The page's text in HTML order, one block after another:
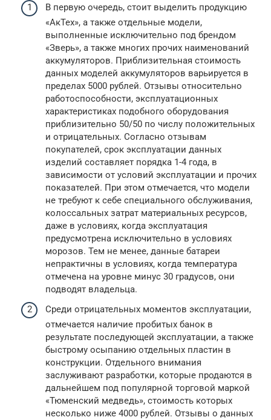
В первую очередь, стоит выделить продукцию
«АкТех», а также отдельные модели,
выполненные исключительно под брендом
«Зверь», а также многих прочих наименований
аккумуляторов. Приблизительная стоимость
данных моделей аккумуляторов варьируется в
пределах 5000 рублей. Отзывы относительно
работоспособности, эксплуатационных
характеристиках подобного оборудования
приблизительно 50/50 по числу положительных
и отрицательных. Согласно отзывам
покупателей, срок эксплуатации данных
изделий составляет порядка 1-4 года, в
зависимости от условий эксплуатации и прочих
показателей. При этом отмечается, что модели
не требуют к себе специального обслуживания,
колоссальных затрат материальных ресурсов,
даже в условиях, когда эксплуатация
предусмотрена исключительно в условиях
морозов. Тем не менее, данные батареи
непрактичны в условиях, когда температура
отмечена на уровне минус 30 градусов, они
подводят владельца.
Среди отрицательных моментов эксплуатации,
отмечается наличие пробитых банок в
результате последующей эксплуатации, а также
быстрому осыпанию отдельных пластин в
конструкции. Отдельного внимания
заслуживают разработки, которые продаются в
дальнейшем под популярной торговой маркой
«Тюменский медведь», стоимость которых
несколько ниже 4000 рублей. Отзывы о данных